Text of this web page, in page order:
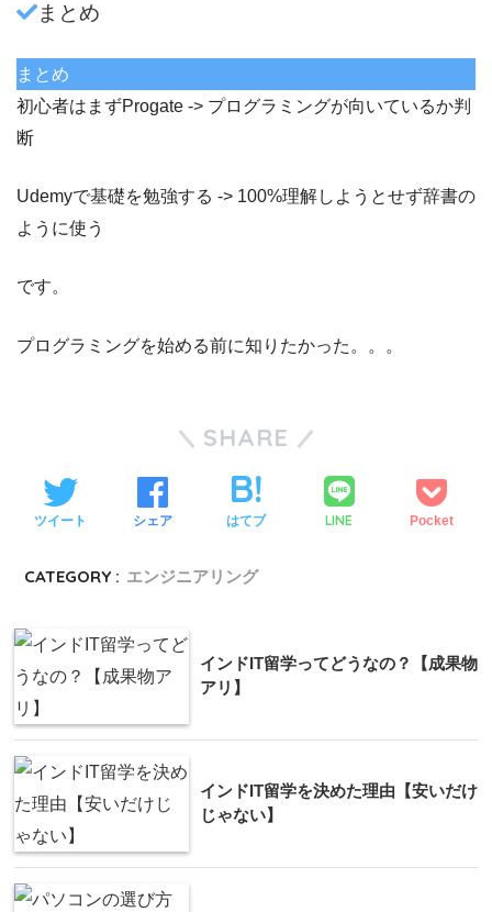
まとめ
まとめ
初心者はまずProgate -> プログラミングが向いているか判
断
Udemyで基礎を勉強する -> 100%理解しようとせず辞書の
ように使う
です。
プログラミングを始める前に知りたかった。。。
SHARE
ツイート シェア はてブ LINE Pocket
CATEGORY : エンジニアリング
インドIT留学ってどうなの？【成果物
アリ】
インドIT留学を決めた理由【安いだけ
じゃない】